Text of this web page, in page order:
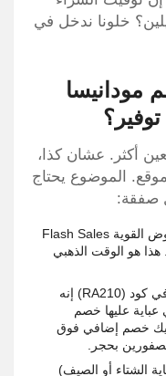
خلونا ندخل في
مودانيسا
أكثر. عشان كذا،
الموضوع يحتاج
صفقة:
قاعدة الأسبوع الثالث: لاحظنا إن العروض القوية Flash Sales
هذا هو الوقت الذهبي
دمج الخصومات (Stacking): الجميل في كود (RA210) إنه
عليها خصم
بيعطيك خصم إضافي فوق
بحجر.
الشتاء أو الصيف)